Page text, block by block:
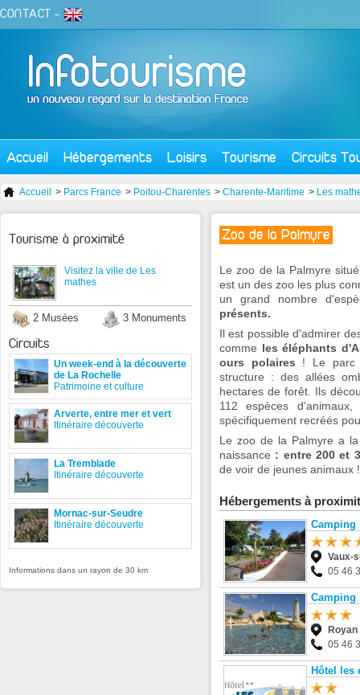
CONTACT -
Accueil Hébergements Loisirs Tourisme Circuits
Accueil > Parcs France > Poitou-Charentes > Charente-Maritime > Les
Zoo de la Palmyre
Le zoo de la Palmyre
est un des zoo les plus
un grand nombre
présents.
Il est possible d'admirer
comme les éléphants
ours polaires ! Le parc
structure : des allées
hectares de forêt. Ils
112 espèces
spécifiquement recréés
Le zoo de la Palmyre a
naissance : entre 200 et
de voir de jeunes animaux !
Hébergements à
Camping
Vaux-
05 46
Camping
Royan
05 46
Hôtel les
Tourisme à proximité
Visitez la ville de Les
mathes
2 Musées 3 Monuments
Circuits
Un week-end à la découverte
de La Rochelle
Patrimoine et culture
Arverte, entre mer et vert
Itinéraire découverte
La Tremblade
Itinéraire découverte
Mornac-sur-Seudre
Itinéraire découverte
Informations dans un rayon de 30 km